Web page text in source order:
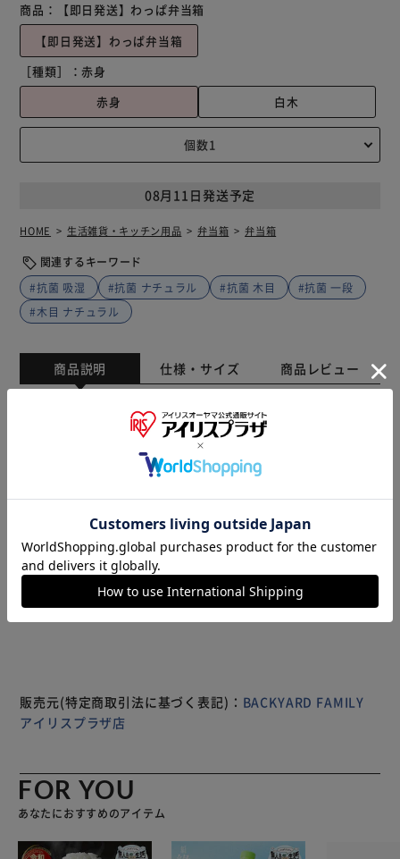
商品：
【即日発送】わっぱ弁当箱
【即日発送】わっぱ弁当箱
［種類］：赤身
赤身
白木
08月11日発送予定
HOME 生活雑貨・キッチン用品 弁当箱 弁当箱
関連するキーワード
#抗菌 吸湿
#抗菌 ナチュラル #抗菌 木目
#抗菌 一段
#木目 ナチュラル
商品説明 仕様・サイズ 商品レビュー
和の風格と可愛さを併せ持つ♪ かぶせ型のわっぱ弁当。 天
然木の質感を活かした、温かみのあるお弁当箱。木本来の調
湿作用が余分な水分を吸収してくれるので、冷めてもふっく
らとした美味しいごはんが食べられる◎ 容量はランチにち
ょうどいい500ml。 ・3つのスペースに分けられる取り外し
可能な仕切り板付き。 持ち運びに便利なゴムバンドが付
属。 白木・赤身（ナチュラル）・漆（うるし）の3カラー。
それぞれ特性があるので、自分に合うお気に入りの曲げわっ
ぱを見つけて♪ 白木…美しい木目が楽しめる♪木肌がしっ
くり手に馴染む優しさも魅力。 赤身（ナチュラル）…木地
の表面を樹脂でコーティングし、質感、吸湿性、耐久性など
可能。漆自体に優れた抗菌作用があり、調湿作用も発揮。油
ものにも強く、中性洗剤が使用可能。取扱い方法が簡単で、
※製品は予告なく仕様を変更する場合がございます。あらか
じめご了承ください。
販売元(特定商取引法に基づく表記)： BACKYARD FAMILY
アイリスプラザ店
FOR YOU
あなたにおすすめのアイテム